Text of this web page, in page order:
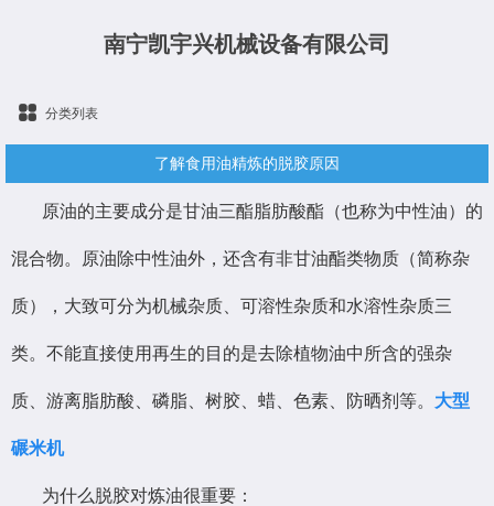
南宁凯宇兴机械设备有限公司
分类列表
了解食用油精炼的脱胶原因
原油的主要成分是甘油三酯脂肪酸酯（也称为中性油）的
混合物。原油除中性油外，还含有非甘油酯类物质（简称杂
质），大致可分为机械杂质、可溶性杂质和水溶性杂质三
类。不能直接使用再生的目的是去除植物油中所含的强杂
质、游离脂肪酸、磷脂、树胶、蜡、色素、防晒剂等。 大型
碾米机
为什么脱胶对炼油很重要：